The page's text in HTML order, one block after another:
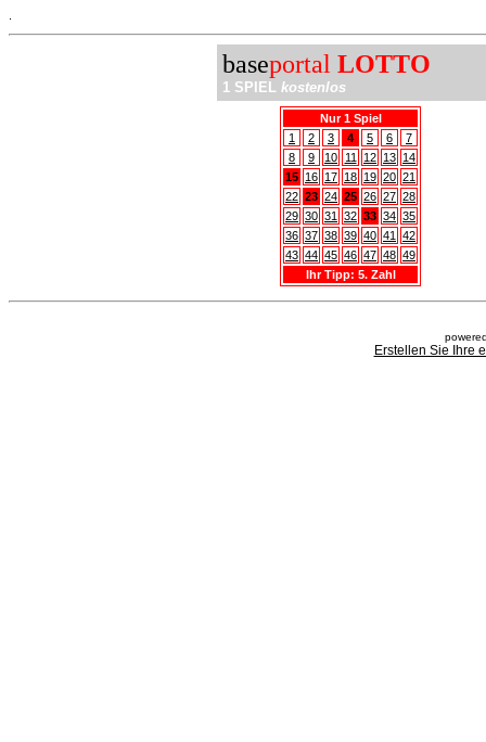
baseportal LOTTO
1 SPIEL kostenlos
Nur 1 Spiel
1
2 3 4 5 6
7
8
9 10 11 12 13 14
15 16 17 18 19 20 21
22 23 24 25 26 27 28
29 30 31 32 33 34 35
36 37 38 39 40 41
42
43 44 45 46 47 48 49
Ihr Tipp: 5. Zahl
Erstellen Sie Ihre